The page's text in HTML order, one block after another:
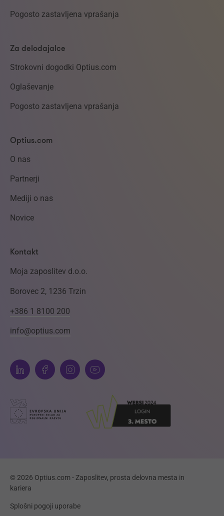
Pogosto zastavljena vprašanja
Za delodajalce
Strokovni dogodki Optius.com
Oglaševanje
Pogosto zastavljena vprašanja
Optius.com
O nas
Partnerji
Mediji o nas
Novice
Kontakt
Moja zaposlitev d.o.o.
Borovec 2, 1236 Trzin
+386 1 8100 200
info@optius.com
© 2026 Optius.com - Zaposlitev, prosta delovna mesta in
kariera
Splošni pogoji uporabe